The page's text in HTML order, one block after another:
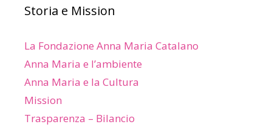
Storia e Mission
La Fondazione Anna Maria Catalano
Anna Maria e l’ambiente
Anna Maria e la Cultura
Mission
Trasparenza – Bilancio